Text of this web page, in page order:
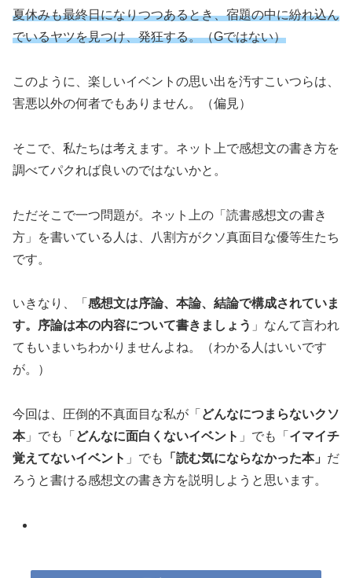
夏休みも最終日になりつつあるとき、宿題の中に紛れ込ん
でいるヤツを見つけ、発狂する。（Gではない）
このように、楽しいイベントの思い出を汚すこいつらは、
害悪以外の何者でもありません。（偏見）
そこで、私たちは考えます。ネット上で感想文の書き方を
調べてパクれば良いのではないかと。
ただそこで一つ問題が。ネット上の「読書感想文の書き
方」を書いている人は、八割方がクソ真面目な優等生たち
です。
いきなり、「 感想文は序論、本論、結論で構成されていま
す。序論は本の内容について書きましょう 」なんて言われ
てもいまいちわかりませんよね。（わかる人はいいです
が。）
今回は、圧倒的不真面目な私が「 どんなにつまらないクソ
本」でも「 どんなに面白くないイベント 」でも「 イマイチ
覚えてないイベント 」でも 「読む気にならなかった本」 だ
ろうと書ける感想文の書き方を説明しようと思います。